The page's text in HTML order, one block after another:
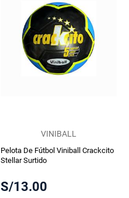
VINIBALL
Pelota De Fútbol Viniball Crackcito
Stellar Surtido
S/13.00